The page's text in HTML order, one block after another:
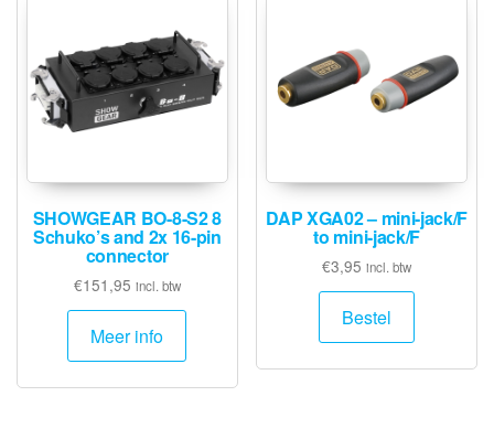
SHOWGEAR BO-8-S2 8
Schuko’s and 2x 16-pin
connector
€151,95 incl. btw
Meer info
DAP XGA02 – mini-jack/F
to mini-jack/F
€3,95 incl. btw
Bestel